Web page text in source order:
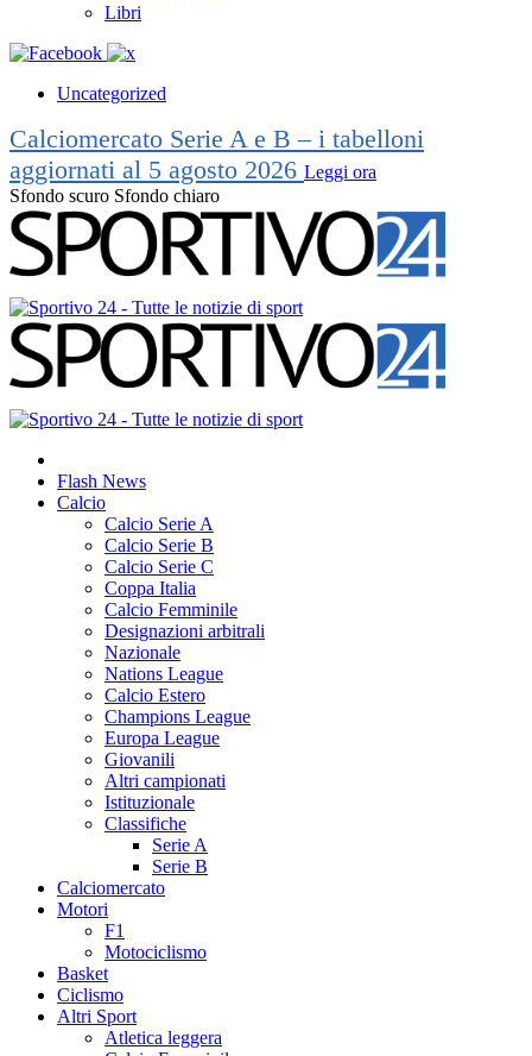
Libri
Uncategorized
Calciomercato Serie A e B – i tabelloni
aggiornati al 5 agosto 2026 Leggi ora
Sfondo scuro Sfondo chiaro
Flash News
Calcio
Calcio Serie A
Calcio Serie B
Calcio Serie C
Coppa Italia
Calcio Femminile
Designazioni arbitrali
Nazionale
Nations League
Calcio Estero
Champions League
Europa League
Giovanili
Altri campionati
Istituzionale
Classifiche
Serie A
Serie B
Calciomercato
Motori
F1
Motociclismo
Basket
Ciclismo
Altri Sport
Atletica leggera